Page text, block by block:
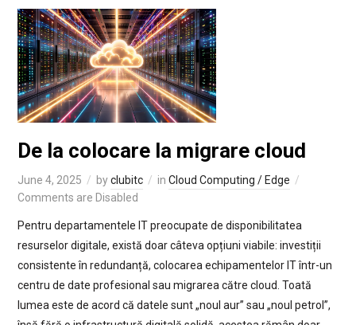
De la colocare la migrare cloud
June 4, 2025 byclubitc in Cloud Computing / Edge
Comments are Disabled
Pentru departamentele IT preocupate de disponibilitatea
resurselor digitale, există doar câteva opțiuni viabile: investiții
consistente în redundanță, colocarea echipamentelor IT într-un
centru de date profesional sau migrarea către cloud. Toată
lumea este de acord că datele sunt „noul aur” sau „noul petrol”,